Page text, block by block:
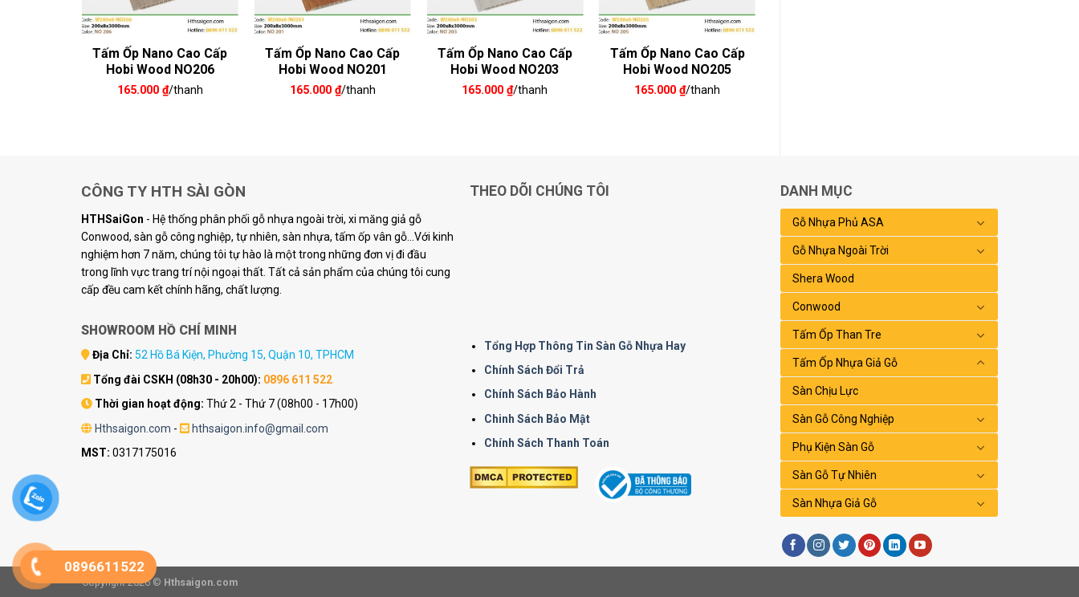
Tấm Ốp Nano Cao Cấp
Hobi Wood NO206
165.000 ₫/thanh
Tấm Ốp Nano Cao Cấp
Hobi Wood NO201
165.000 ₫/thanh
Tấm Ốp Nano Cao Cấp
Hobi Wood NO203
165.000₫/thanh
Tấm Ốp Nano Cao Cấp
Hobi Wood NO205
165.000₫/thanh
CÔNG TY HTH SÀI GÒN
HTHSaiGon - Hệ thống phân phối gỗ nhựa ngoài trời, xi măng giả gỗ
Conwood, sàn gỗ công nghiệp, tự nhiên, sàn nhựa, tấm ốp vân gỗ...Với kinh
nghiệm hơn 7 năm, chúng tôi tự hào là một trong những đơn vị đi đầu
trong lĩnh vực trang trí nội ngoại thất. Tất cả sản phẩm của chúng tôi cung
cấp đều cam kết chính hãng, chất lượng.
SHOWROOM HỒ CHÍ MINH
Địa Chỉ: 52 Hồ Bá Kiện, Phường 15, Quận 10, TPHCM
Tổng đài CSKH (08h30 - 20h00): 0896 611 522
Thời gian hoạt động: Thứ 2 - Thứ 7 (08h00 - 17h00)
Hthsaigon.com -
hthsaigon.info@gmail.com
MST: 0317175016
THEO DÕI CHÚNG TÔI
Tổng Hợp Thông Tin Sàn Gỗ Nhựa Hay
Chính Sách Đổi Trả
Chính Sách Bảo Hành
Chinh Sách Bảo Mật
Chính Sách Thanh Toán
DANH MỤC
Gỗ Nhựa Phủ ASA
Gỗ Nhựa Ngoài Trời
Shera Wood
Conwood
Tấm Ốp Than Tre
Tấm Ốp Nhựa Giả Gỗ
Sàn Chịu Lực
Sàn Gỗ Công Nghiệp
Phụ Kiện Sàn Gỗ
Sàn Gỗ Tự Nhiên
Sàn Nhựa Giả Gỗ
Copyright 2026 © Hthsaigon.com
0896611522